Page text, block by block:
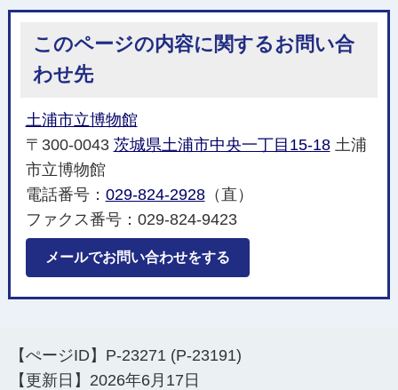
このページの内容に関するお問い合
わせ先
土浦市立博物館
〒300-0043 茨城県土浦市中央一丁目15-18土浦
市立博物館
電話番号： 029-824-2928（直）
ファクス番号：029-824-9423
メールでお問い合わせをする
【ぺージID】 P-23271 (P-23191)
【更新日】 2026年6月17日